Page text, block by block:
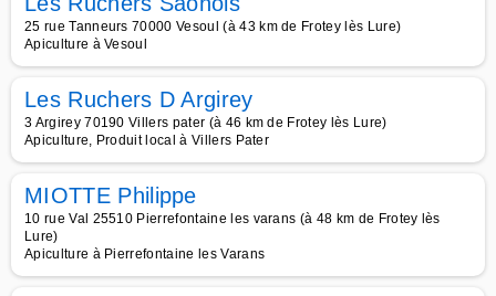
25 rue Tanneurs 70000 Vesoul (à 43 km de Frotey lès Lure)
Apiculture à Vesoul
Les Ruchers D Argirey
3 Argirey 70190 Villers pater (à 46 km de Frotey lès Lure)
Apiculture, Produit local à Villers Pater
MIOTTE Philippe
10 rue Val 25510 Pierrefontaine les varans (à 48 km de Frotey lès
Lure)
Apiculture à Pierrefontaine les Varans